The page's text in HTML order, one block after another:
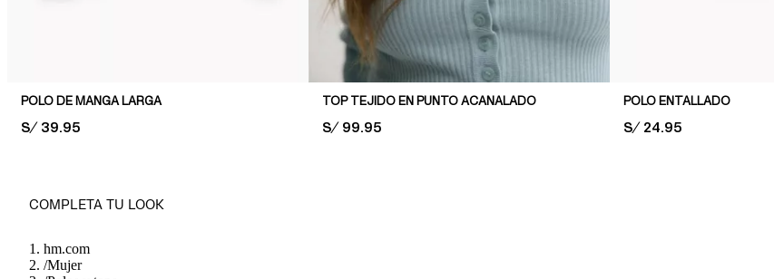
POLO DE MANGA LARGA
PRICE:
S/ 39.95
TOP TEJIDO EN PUNTO ACANALADO
PRICE:
S/ 99.95
POLO ENTALLADO
PRICE:
S/ 24.95
COMPLETA TU LOOK
hm.com
/Mujer